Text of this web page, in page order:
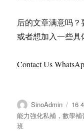
后的文章满意吗？
或者想加入一些具
Contact Us
作
者
SinoAdmin
发
布
16
能力強化私補，數學
班